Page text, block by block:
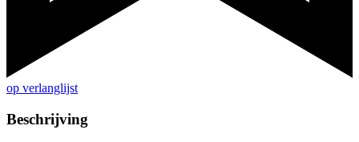
op verlanglijst
Beschrijving